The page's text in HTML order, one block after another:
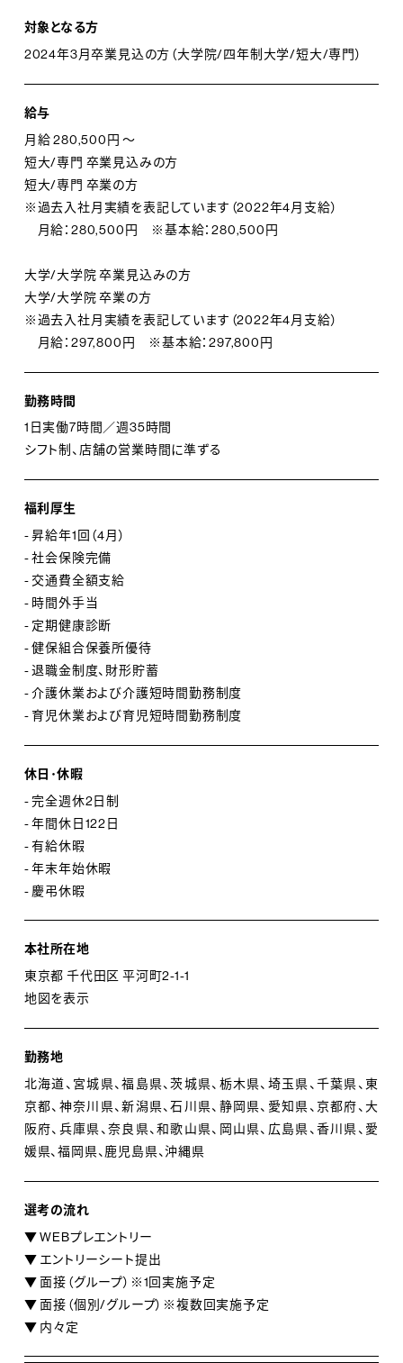
対象となる方
2024年3月卒業見込の方（大学院/四年制大学/短大/専門）
給与
月給 280,500円 ～
短大/専門 卒業見込みの方
短大/専門 卒業の方
※過去入社月実績を表記しています（2022年4月支給）
月給：280,500円 ※基本給：280,500円
大学/大学院 卒業見込みの方
大学/大学院 卒業の方
※過去入社月実績を表記しています（2022年4月支給）
月給：297,800円 ※基本給：297,800円
勤務時間
1日実働7時間／週35時間
シフト制、店舗の営業時間に準ずる
福利厚生
- 昇給年1回（4月）
- 社会保険完備
- 交通費全額支給
- 時間外手当
- 定期健康診断
- 健保組合保養所優待
- 退職金制度、財形貯蓄
- 介護休業および介護短時間勤務制度
- 育児休業および育児短時間勤務制度
休日･休暇
- 完全週休2日制
- 年間休日122日
- 有給休暇
- 年末年始休暇
- 慶弔休暇
本社所在地
東京都 千代田区 平河町2-1-1
地図を表示
勤務地
北海道、宮城県、福島県、茨城県、栃木県、埼玉県、千葉県、東
京都、神奈川県、新潟県、石川県、静岡県、愛知県、京都府、大
阪府、兵庫県、奈良県、和歌山県、岡山県、広島県、香川県、愛
媛県、福岡県、鹿児島県、沖縄県
選考の流れ
▼ WEBプレエントリー
▼ エントリーシート提出
▼ 面接（グループ）※1回実施予定
▼ 面接（個別/グループ）※複数回実施予定
▼ 内々定